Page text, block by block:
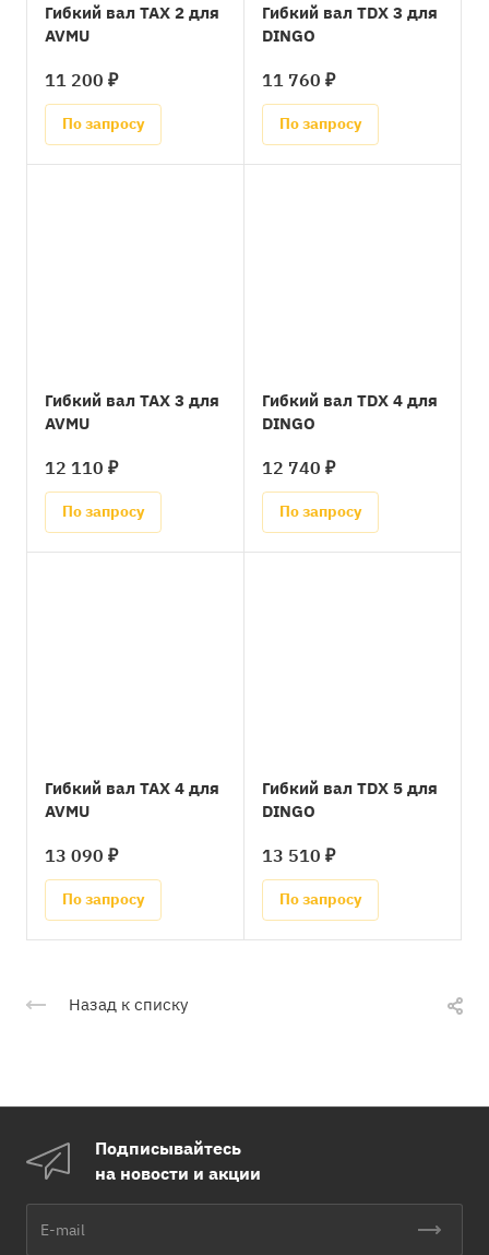
Гибкий вал TAX 2 для
AVMU
11 200 ₽
По запросу
Гибкий вал TDX 3 для
DINGO
11 760 ₽
По запросу
Гибкий вал TAX 3 для
AVMU
12 110 ₽
По запросу
Гибкий вал TDX 4 для
DINGO
12 740 ₽
По запросу
Гибкий вал TAX 4 для
AVMU
13 090 ₽
По запросу
Гибкий вал TDX 5 для
DINGO
13 510 ₽
По запросу
Назад к списку
Подписывайтесь
на новости и акции